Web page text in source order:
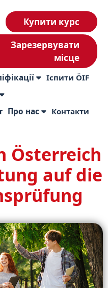
Купити курс
Зарезервувати
місце
Іспити ÖIF
Про нас Контакти
Österreich
auf die